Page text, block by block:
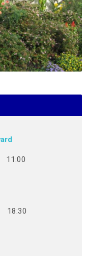
11:00
18:30